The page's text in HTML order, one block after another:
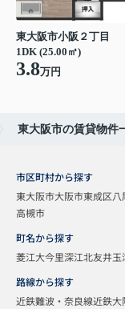
東大阪市小阪２丁目
1DK (25.00㎡)
3.8万円
東大阪市の賃貸物件
市区町村から探す
東大阪市大阪市東成区八
高槻市
町名から探す
菱江大今里深江北友井玉
路線から探す
近鉄難波・奈良線近鉄大